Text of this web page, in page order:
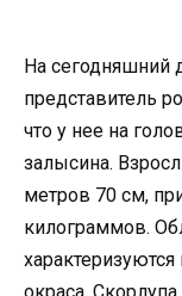
На сегодняшний
представитель
что у нее на
залысина.
метров 70 см,
килограммов.